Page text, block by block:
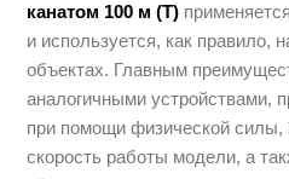
канатом 100 м (T)
и используется, как правило,
объектах. Главным
аналогичными устройствами,
при помощи физической
скорость работы модели, а